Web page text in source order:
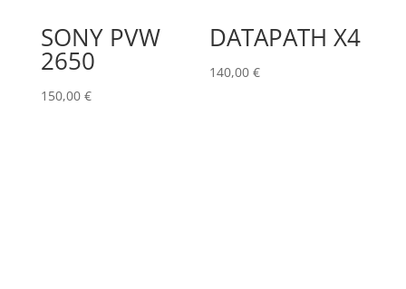
SONY PVW
2650
150,00 €
DATAPATH X4
140,00€